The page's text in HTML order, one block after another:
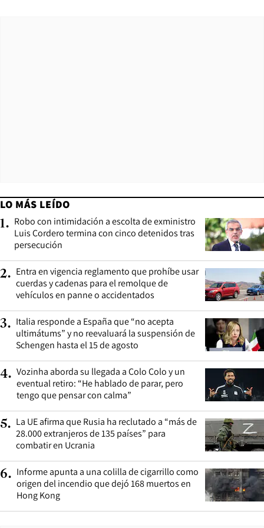
LO MÁS LEÍDO
1. Robo con intimidación a escolta de exministro
Luis Cordero termina con cinco detenidos tras
persecución
2. Entra en vigencia reglamento que prohíbe usar
cuerdas y cadenas para el remolque de
vehículos en panne o accidentados
3. Italia responde a España que “no acepta
ultimátums” y no reevaluará la suspensión de
Schengen hasta el 15 de agosto
4. Vozinha aborda su llegada a Colo Colo y un
eventual retiro: “He hablado de parar, pero
tengo que pensar con calma”
5. La UE afirma que Rusia ha reclutado a “más de
28.000 extranjeros de 135 países” para
combatir en Ucrania
6. Informe apunta a una colilla de cigarrillo como
origen del incendio que dejó 168 muertos en
Hong Kong